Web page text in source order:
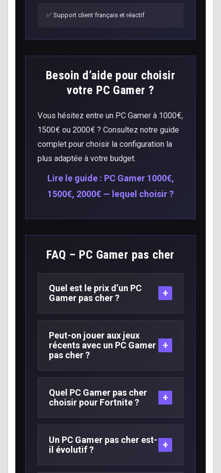
✅ Support client français et réactif
Besoin d’aide pour choisir
votre PC Gamer ?
Vous hésitez entre un PC Gamer à 1000€,
1500€ ou 2000€ ? Consultez notre guide
complet pour choisir la configuration la
plus adaptée à votre budget.
Lire le guide : PC Gamer 1000€,
1500€, 2000€ — lequel choisir ?
FAQ – PC Gamer pas cher
Quel est le prix d’un PC
Gamer pas cher ?
+
Un PC Gamer pas cher démarre
généralement autour de 800€ à
1000€ pour jouer confortablement
en Full HD 1080p.
Peut-on jouer aux jeux
récents avec un PC Gamer
pas cher ?
+
Oui, un PC Gamer pas cher bien
configuré permet de jouer à de
nombreux jeux récents avec des
Quel PC Gamer pas cher
choisir pour Fortnite ?
+
Pour Fortnite, un PC Gamer autour
de 1000€ est souvent suffisant pour
jouer en 1080p avec une très bonne
Un PC Gamer pas cher est-
il évolutif ?
+
Oui, nos PC Gamer sont évolutifs.